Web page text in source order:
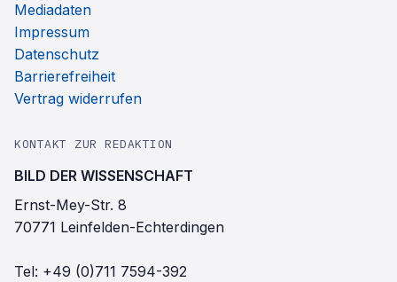
Mediadaten
Impressum
Datenschutz
Barrierefreiheit
Vertrag widerrufen
KONTAKT ZUR REDAKTION
BILD DER WISSENSCHAFT
Ernst-Mey-Str. 8
70771 Leinfelden-Echterdingen
Tel: +49 (0)711 7594-392